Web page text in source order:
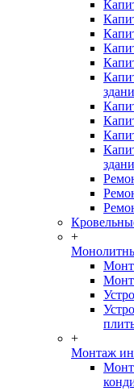
+
+
Монтаж